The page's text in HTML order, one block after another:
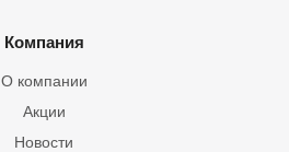
Компания
О компании
Акции
Новости